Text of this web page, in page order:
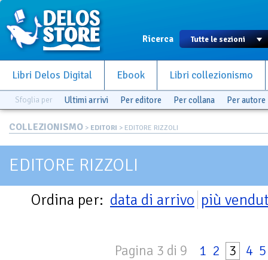
Ricerca
Libri Delos Digital Ebook Libri collezionismo
Sfoglia per Ultimi arrivi Per editore Per collana Per autore
COLLEZIONISMO > EDITORI > EDITORE RIZZOLI
EDITORE RIZZOLI
Ordina per: data di arrivo più
Pagina 3 di 9 1 2 3 4 5